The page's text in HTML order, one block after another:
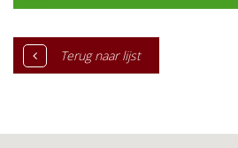
Terug naar lijst